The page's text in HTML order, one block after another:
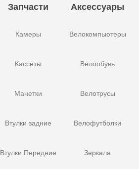
Запчасти
Камеры
Кассеты
Манетки
Втулки задние
Втулки Передние
Аксессуары
Велокомпьютеры
Велообувь
Велотрусы
Велофутболки
Зеркала